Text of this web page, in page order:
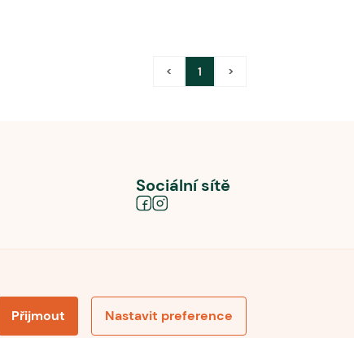
< 1 >
Přijmout Nastavit preference
Sociální sítě